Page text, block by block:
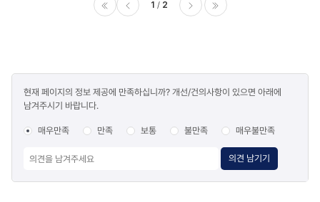
1 2
만족도
조사
현재 페이지의 정보 제공에 만족하십니까? 개선/건의사항이 있으면 아래에
남겨주시기 바랍니다.
매우만족 만족 보통 불만족 매우불만족
의견 남기기